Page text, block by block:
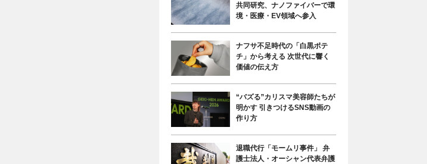
共同研究、ナノファイバーで環
境・医療・EV領域へ参入
ナフサ不足時代の「白黒ポテ
チ」から考える 次世代に響く
価値の伝え方
“バズる”カリスマ美容師たちが
明かす 引きつけるSNS動画の
作り方
退職代行「モームリ事件」 弁
護士法人・オーシャン代表弁護